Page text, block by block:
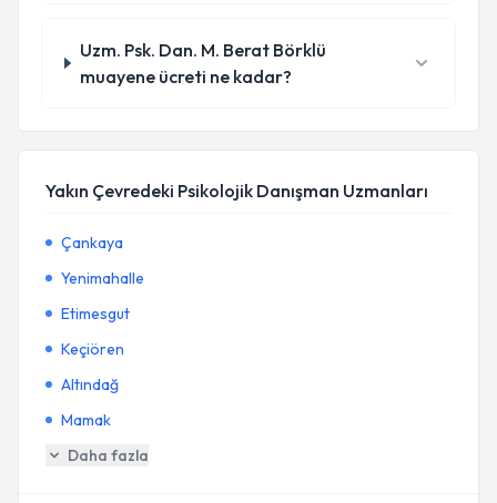
Uzm. Psk. Dan. M. Berat Börklü
muayene ücreti ne kadar?
Yakın Çevredeki Psikolojik Danışman Uzmanları
Çankaya
Yenimahalle
Etimesgut
Keçiören
Altındağ
Mamak
Daha fazla